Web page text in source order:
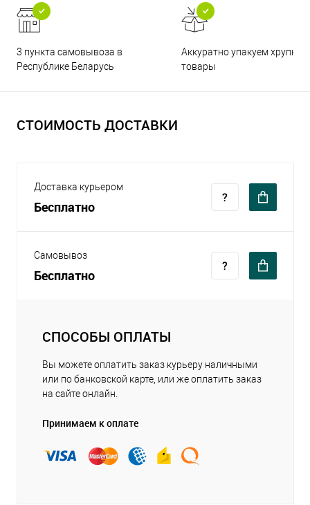
3 пункта самовывоза в
Республике Беларусь
Аккуратно упакуем хрупкие
товары
СТОИМОСТЬ ДОСТАВКИ
Доставка курьером
Бесплатно
Самовывоз
Бесплатно
СПОСОБЫ ОПЛАТЫ
Вы можете оплатить заказ курьеру наличными
или по банковской карте, или же оплатить заказ
на сайте онлайн.
Принимаем к оплате